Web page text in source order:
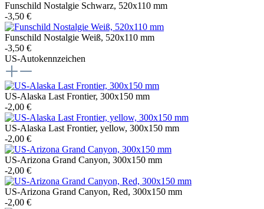
Funschild Nostalgie Schwarz, 520x110 mm
-3,50 €
Funschild Nostalgie Weiß, 520x110 mm
-3,50 €
US-Autokennzeichen
US-Alaska Last Frontier, 300x150 mm
-2,00 €
US-Alaska Last Frontier, yellow, 300x150 mm
-2,00 €
US-Arizona Grand Canyon, 300x150 mm
-2,00 €
US-Arizona Grand Canyon, Red, 300x150 mm
-2,00 €